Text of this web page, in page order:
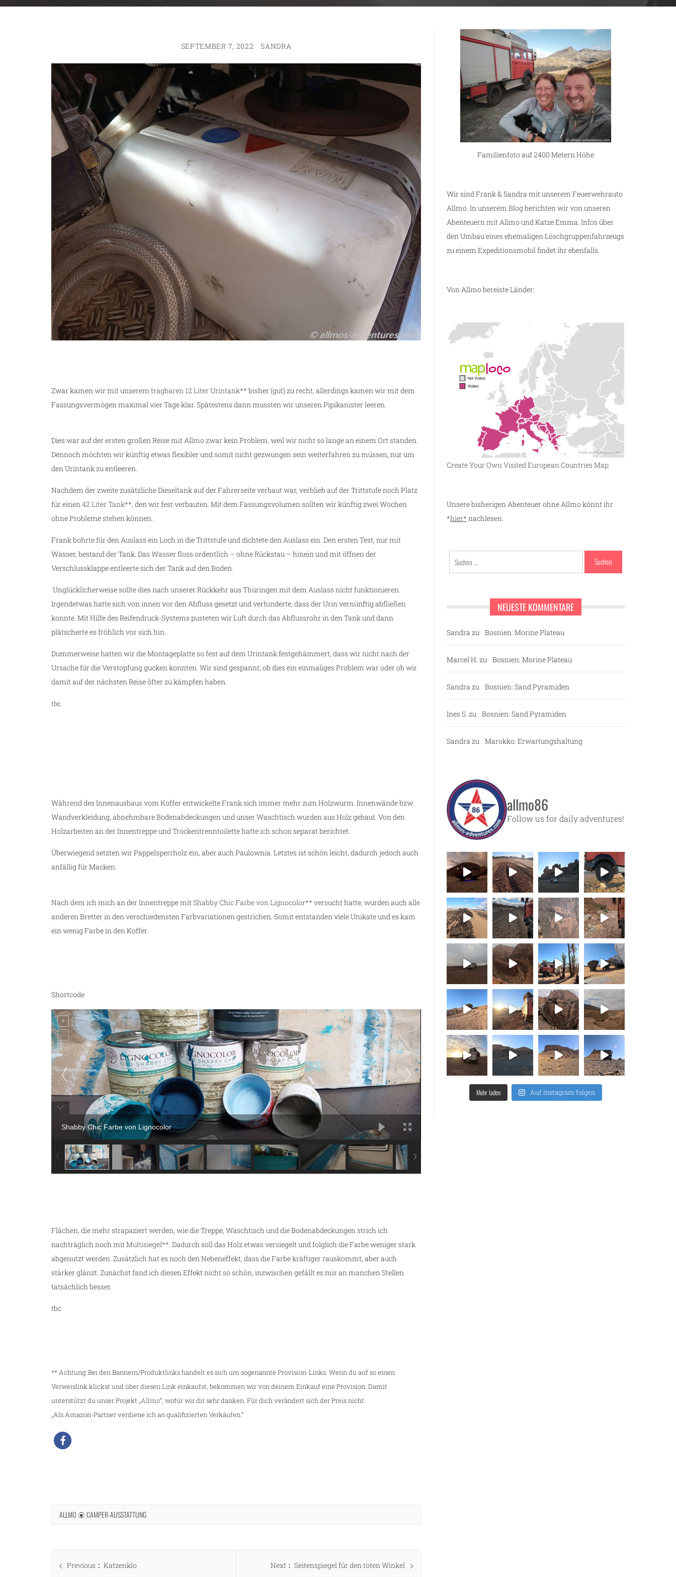
SEPTEMBER 7, 2022 SANDRA
Zwar kamen wir mit unserem tragbaren 12 Liter Urintank** bisher (gut) zu recht, allerdings kamen wir mit dem
Fassungsvermögen maximal vier Tage klar. Spätestens dann mussten wir unseren Pipikanister leeren.
Dies war auf der ersten großen Reise mit Allmo zwar kein Problem, weil wir nicht so lange an einem Ort standen.
Dennoch möchten wir künftig etwas flexibler und somit nicht gezwungen sein weiterfahren zu müssen, nur um
den Urintank zu entleeren.
Nachdem der zweite zusätzliche Dieseltank auf der Fahrerseite verbaut war, verblieb auf der Trittstufe noch Platz
für einen42 Liter Tank**, den wir fest verbauten. Mit dem Fassungsvolumen sollten wir künftig zwei Wochen
ohne Probleme stehen können.
Frank bohrte für den Auslass ein Loch in die Trittstufe und dichtete den Auslass ein. Den ersten Test, nur mit
Wasser, bestand der Tank. Das Wasser floss ordentlich – ohne Rückstau – hinein und mit öffnen der
Verschlussklappe entleerte sich der Tank auf den Boden.
Unglücklicherweise sollte dies nach unserer Rückkehr aus Thüringen mit dem Auslass nicht funktionieren.
Irgendetwas hatte sich von innen vor den Abfluss gesetzt und verhinderte, dass der Urin vernünftig abfließen
konnte. Mit Hilfe des Reifendruck-Systems pusteten wir Luft durch das Abflussrohr in den Tank und dann
plätscherte es fröhlich vor sich hin.
Dummerweise hatten wir die Montageplatte so fest auf dem Urintank festgehämmert, dass wir nicht nach der
Ursache für die Verstopfung gucken konnten. Wir sind gespannt, ob dies ein einmaliges Problem war oder ob wir
damit auf der nächsten Reise öfter zu kämpfen haben.
tbc
Während des Innenausbaus vom Koffer entwickelte Frank sich immer mehr zum Holzwurm. Innenwände bzw.
Wandverkleidung, abnehmbare Bodenabdeckungen und unser Waschtisch wurden aus Holz gebaut. Von den
Holzarbeiten an der Innentreppe und Trockentrenntoilette hatte ich schon separat berichtet.
Überwiegend setzten wir Pappelsperrholz ein, aber auch Paulownia. Letztes ist schön leicht, dadurch jedoch auch
anfällig für Macken.
Nach dem ich mich an der Innentreppe mitShabby Chic Farbe von Lignocolor** versucht hatte, wurden auch alle
anderen Bretter in den verschiedensten Farbvariationen gestrichen. Somit entstanden viele Unikate und es kam
ein wenig Farbe in den Koffer.
Shortcode
Shabby Chic Farbe von Lignocolor
Flächen, die mehr strapaziert werden, wie die Treppe, Waschtisch und die Bodenabdeckungen strich ich
nachträglich noch mitMultisiegel**. Dadurch soll das Holz etwas versiegelt und folglich die Farbe weniger stark
abgenutzt werden. Zusätzlich hat es noch den Nebeneffekt, dass die Farbe kräftiger rauskommt, aber auch
stärker glänzt. Zunächst fand ich diesen Effekt nicht so schön, inzwischen gefällt es mir an manchen Stellen
tatsächlich besser.
tbc
** Achtung: Bei den Bannern/Produktlinks handelt es sich um sogenannte Provision-Links. Wenn du auf so einen
Verweislink klickst und über diesen Link einkaufst, bekommen wir von deinem Einkauf eine Provision. Damit
unterstützt du unser Projekt „Allmo“, wofür wir dir sehr danken. Für dich verändert sich der Preis nicht.
„Als Amazon-Partner verdiene ich an qualifizierten Verkäufen.“
ALLMO CAMPER-AUSSTATTUNG
Beitragsnavigation
Previous
Previous
Katzenklo Next
Next
Seitenspiegel für den toten Winkel
Familienfoto auf 2400 Metern Höhe
Wir sind Frank & Sandra mit unserem Feuerwehrauto
Allmo. In unserem Blog berichten wir von unseren
Abenteuern mit Allmo und Katze Emma. Infos über
den Umbau eines ehemaligen Löschgruppenfahrzeugs
zu einem Expeditionsmobil findet ihr ebenfalls.
Von Allmo bereiste Länder:
Create Your Own Visited European Countries Map
Unsere bisherigen Abenteuer ohne Allmo könnt ihr
*hier* nachlesen.
Suchen
nach:
NEUESTE KOMMENTARE
Sandra zu Bosnien: Morine Plateau
Marcel H. zu Bosnien: Morine Plateau
Sandra zu Bosnien: Sand Pyramiden
Ines S. zu Bosnien: Sand Pyramiden
Sandra zu Marokko: Erwartungshaltung
allmo86
Follow us for daily adventures!
Mehr laden Auf Instagram folgen